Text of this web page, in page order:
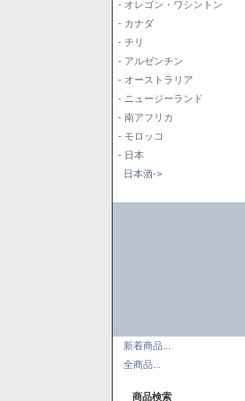
- オレゴン・ワシントン
- カナダ
- チリ
- アルゼンチン
- オーストラリア
- ニュージーランド
- 南アフリカ
- モロッコ
- 日本
日本酒->
新着商品...
全商品...
商品検索